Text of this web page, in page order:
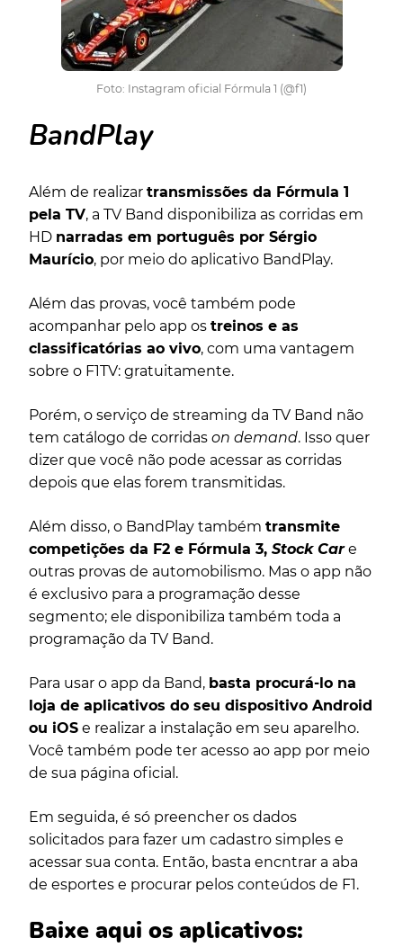
Foto: Instagram oficial Fórmula 1 (@f1)
BandPlay
Além de realizar transmissões da Fórmula 1
pela TV, a TV Band disponibiliza as corridas em
HD narradas em português por Sérgio
Maurício, por meio do aplicativo BandPlay.
Além das provas, você também pode
acompanhar pelo app os treinos e as
classificatórias ao vivo, com uma vantagem
sobre o F1TV: gratuitamente.
Porém, o serviço de streaming da TV Band não
tem catálogo de corridas on demand. Isso quer
dizer que você não pode acessar as corridas
depois que elas forem transmitidas.
Além disso, o BandPlay também transmite
competições da F2 e Fórmula 3, Stock Care
outras provas de automobilismo. Mas o app não
é exclusivo para a programação desse
segmento; ele disponibiliza também toda a
programação da TV Band.
Para usar o app da Band, basta procurá-lo na
loja de aplicativos do seu dispositivo Android
ou iOS e realizar a instalação em seu aparelho.
Você também pode ter acesso ao app por meio
de sua página oficial.
Em seguida, é só preencher os dados
solicitados para fazer um cadastro simples e
acessar sua conta. Então, basta encntrar a aba
de esportes e procurar pelos conteúdos de F1.
Baixe aqui os aplicativos: